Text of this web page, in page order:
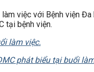
việc với Bệnh viện
tại bệnh viện.
làm việc.
phát biểu tại buổi